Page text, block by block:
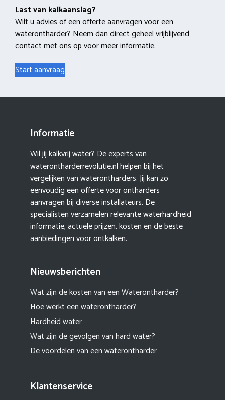
Last van kalkaanslag?
Wilt u advies of een offerte aanvragen voor een
waterontharder? Neem dan direct geheel vrijblijvend
contact met ons op voor meer informatie.
Start aanvraag
Informatie
Wil jij kalkvrij water? De experts van
waterontharderrevolutie.nl helpen bij het
vergelijken van waterontharders. Jij kan zo
eenvoudig een offerte voor ontharders
aanvragen bij diverse installateurs. De
specialisten verzamelen relevante waterhardheid
informatie, actuele prijzen, kosten en de beste
aanbiedingen voor ontkalken.
Nieuwsberichten
Wat zijn de kosten van een Waterontharder?
Hoe werkt een waterontharder?
Hardheid water
Wat zijn de gevolgen van hard water?
De voordelen van een waterontharder
Klantenservice